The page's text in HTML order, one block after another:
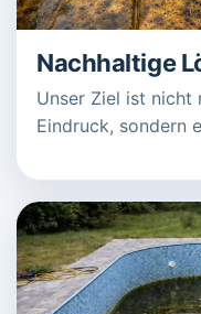
Nachhaltige
Unser Ziel ist nicht
Eindruck, sondern